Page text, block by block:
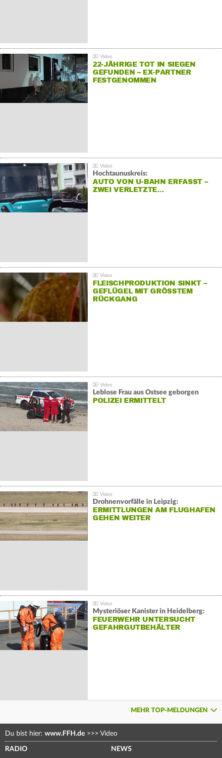
22-JÄHRIGE TOT IN SIEGEN
GEFUNDEN – EX-PARTNER
FESTGENOMMEN
Hochtaunuskreis:
AUTO VON U-BAHN ERFASST –
ZWEI VERLETZTE…
FLEISCHPRODUKTION SINKT –
GEFLÜGEL MIT GRÖSSTEM R
ÜCKGANG
Leblose Frau aus Ostsee geborgen
POLIZEI ERMITTELT
Drohnenvorfälle in Leipzig:
ERMITTLUNGEN AM FLUGHAFEN
GEHEN WEITER
Mysteriöser Kanister in Heidelberg:
FEUERWEHR UNTERSUCHT
GEFAHRGUTBEHÄLTER
MEHR TOP-MELDUNGEN
Du bist hier: www.FFH.de >>> Video
RADIO NEWS